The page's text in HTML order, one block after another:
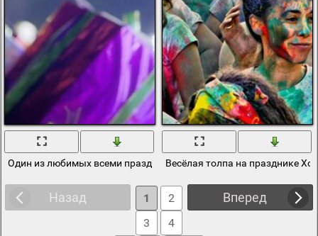
Один из любимых всеми праздник РождествоВесёлая толпа на празднике
Назад Вперед
1
2
3
4